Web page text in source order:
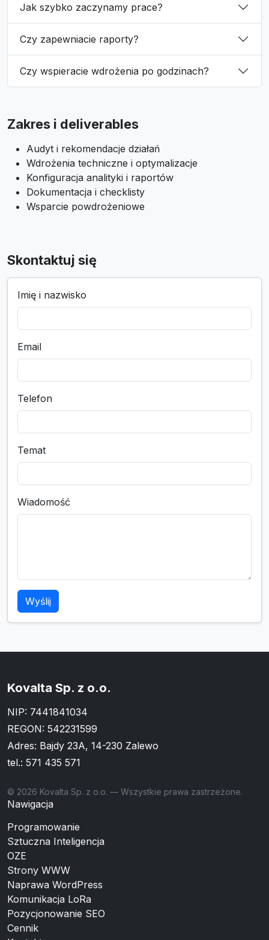
Jak szybko zaczynamy prace?
Czy zapewniacie raporty?
Czy wspieracie wdrożenia po godzinach?
Zakres i deliverables
Audyt i rekomendacje działań
Wdrożenia techniczne i optymalizacje
Konfiguracja analityki i raportów
Dokumentacja i checklisty
Wsparcie powdrożeniowe
Skontaktuj się
Imię i nazwisko
Email
Telefon
Temat
Wiadomość
Wyślij
Kovalta Sp. z o.o.
NIP: 7441841034
REGON: 542231599
Adres: Bajdy 23A, 14-230 Zalewo
tel.: 571 435 571
© 2026 Kovalta Sp. z o.o. — Wszystkie prawa zastrzeżone.
Nawigacja
Programowanie
Sztuczna Inteligencja
OZE
Strony WWW
Naprawa WordPress
Komunikacja LoRa
Pozycjonowanie SEO
Cennik